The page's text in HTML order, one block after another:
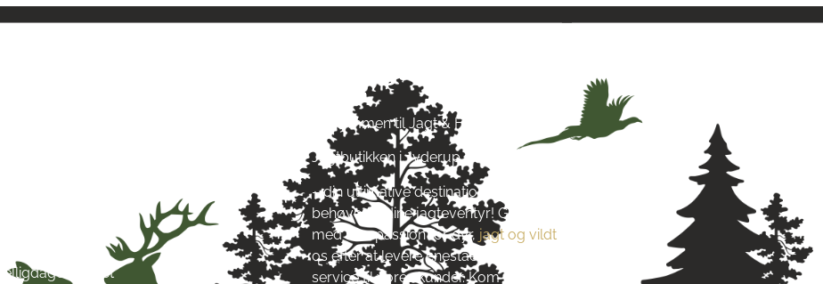
Helligdage: Lukket
Om Jagt & Hund
Velkommen til Jagt & Hund
Jagtbutikken i Jyderup
– din ultimative destination for alt, hvad du
behøver til dine jagteventyr! Grundlagt i 2016
med stor passion for dyr, jagt og vildt. Vi stræber
os efter at levere enestående produkter og
service til vores kunder. Kom og besøg os tæt på